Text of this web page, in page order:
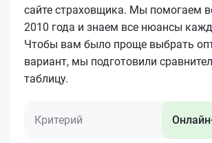
сайте страховщика. Мы помогаем
2010 года и знаем все нюансы
Чтобы вам было проще выбрать
вариант, мы подготовили
таблицу.
Критерий